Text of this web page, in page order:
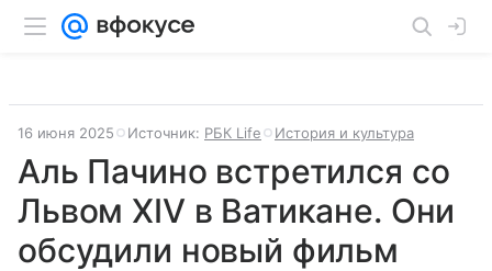
16 июня 2025 Источник: РБК Life История и культура
Аль Пачино встретился со
Львом XIV в Ватикане. Они
обсудили новый фильм